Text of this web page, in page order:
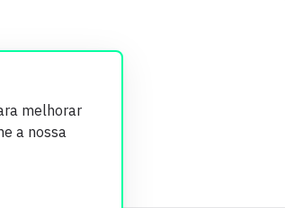
melhorar
a nossa